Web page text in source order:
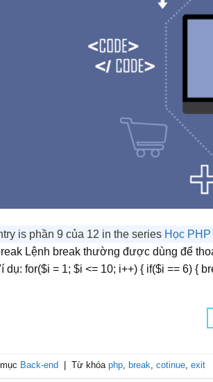
is phần 9 của 12 in the series Học
Lệnh break thường được dùng để
dụ: for($i = 1; $i <= 10; i++) { if($i == 6) {
Back-end Từ khóa php, break, cotinue, exit